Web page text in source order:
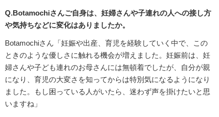
Q.Botamochiさんご自身は、妊婦さんや子連れの人への接し方
や気持ちなどに変化はありましたか。
Botamochiさん「妊娠や出産、育児を経験していく中で、この
ときのような優しさに触れる機会が増えました。妊娠前は、妊
婦さんや子ども連れのお母さんには無頓着でしたが、自分が親
になり、育児の大変さを知ってからは特別気になるようになり
ました。もし困っている人がいたら、迷わず声を掛けたいと思
いますね」